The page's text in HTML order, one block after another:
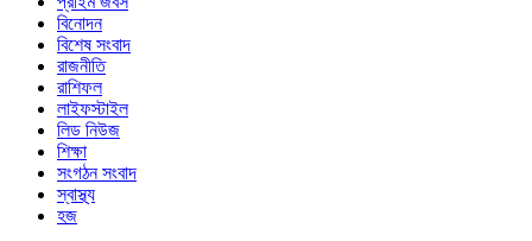
বিনোদন
বিশেষ সংবাদ
রাজনীতি
রাশিফল
লাইফস্টাইল
লিড নিউজ
শিক্ষা
সংগঠন সংবাদ
স্বাস্থ্য
হজ